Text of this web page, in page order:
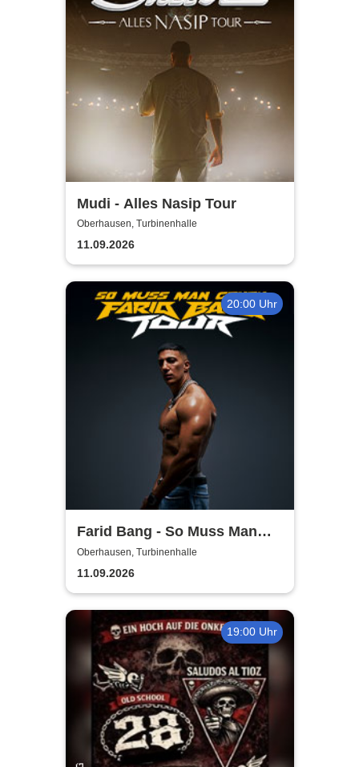
Mudi - Alles Nasip Tour
Oberhausen, Turbinenhalle
11.09.2026
20:00 Uhr
Farid Bang - So Muss Man
Gehen - Tour 2026
Oberhausen, Turbinenhalle
11.09.2026
19:00 Uhr